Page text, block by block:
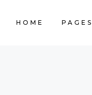
HOME PAGES